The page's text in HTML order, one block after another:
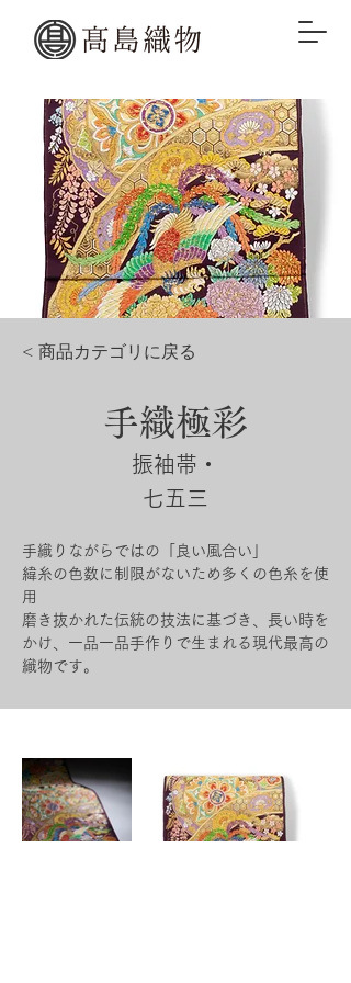
< 商品カテゴリに戻る
手織極彩
振袖帯・
七五三
手織りながらではの「良い風合い」
緯糸の色数に制限がないため多くの色糸を使
用
磨き抜かれた伝統の技法に基づき、長い時を
かけ、一品一品手作りで生まれる現代最高の
織物です。